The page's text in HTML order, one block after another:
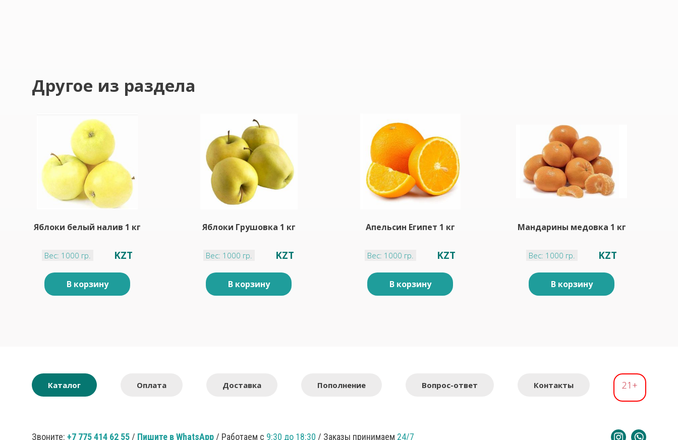
Другое из раздела
Яблоки белый налив 1 кг
Вес: 1000 гр. KZT
В корзину
Яблоки Грушовка 1 кг
Вес: 1000 гр. KZT
В корзину
Апельсин Египет 1 кг
Вес: 1000 гр. KZT
В корзину
Мандарины медовка 1 кг
Вес: 1000 гр. KZT
В корзину
Каталог Оплата Доставка Пополнение Вопрос-ответ Контакты 21+
Звоните: +7 775 414 62 55 / Пишите в WhatsApp / Работаем с 9:30 до 18:30 / Заказы принимаем 24/7